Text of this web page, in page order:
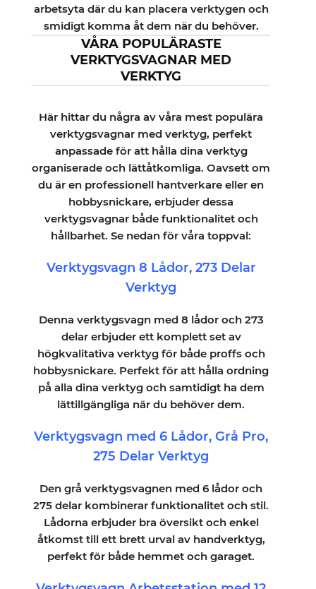
arbetsyta där du kan placera verktygen och
smidigt komma åt dem när du behöver.
VÅRA POPULÄRASTE
VERKTYGSVAGNAR MED
VERKTYG
Här hittar du några av våra mest populära
verktygsvagnar med verktyg, perfekt
anpassade för att hålla dina verktyg
organiserade och lättåtkomliga. Oavsett om
du är en professionell hantverkare eller en
hobbysnickare, erbjuder dessa
verktygsvagnar både funktionalitet och
hållbarhet. Se nedan för våra toppval:
Verktygsvagn 8 Lådor, 273 Delar
Verktyg
Denna verktygsvagn med 8 lådor och 273
delar erbjuder ett komplett set av
högkvalitativa verktyg för både proffs och
hobbysnickare. Perfekt för att hålla ordning
på alla dina verktyg och samtidigt ha dem
lättillgängliga när du behöver dem.
Verktygsvagn med 6 Lådor, Grå Pro,
275 Delar Verktyg
Den grå verktygsvagnen med 6 lådor och
275 delar kombinerar funktionalitet och stil.
Lådorna erbjuder bra översikt och enkel
åtkomst till ett brett urval av handverktyg,
perfekt för både hemmet och garaget.